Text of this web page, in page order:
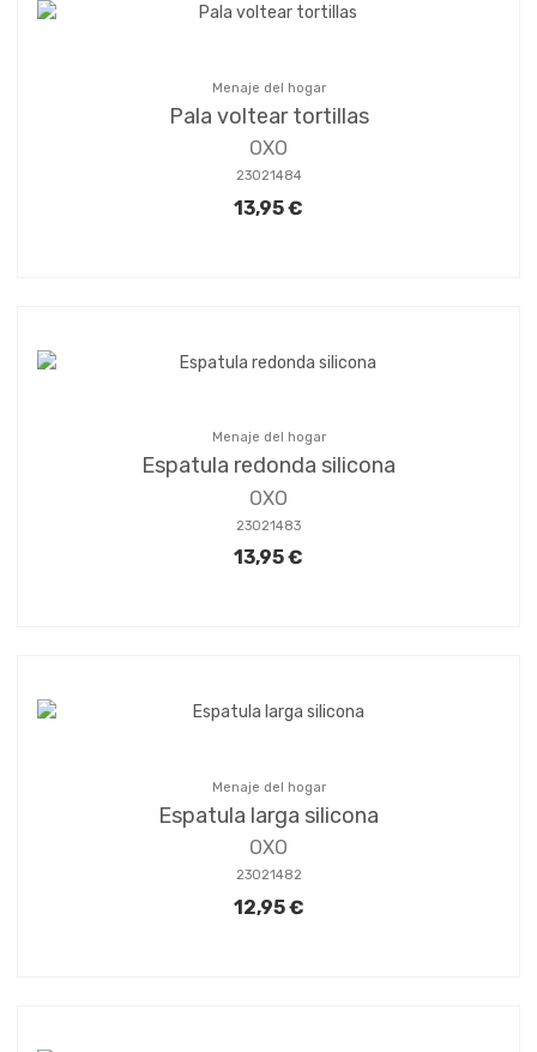
Menaje del hogar
Pala voltear tortillas
OXO
23021484
13,95 €
Menaje del hogar
Espatula redonda silicona
OXO
23021483
13,95 €
Menaje del hogar
Espatula larga silicona
OXO
23021482
12,95 €